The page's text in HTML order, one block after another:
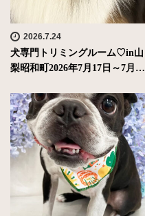
2026.7.24
犬専門トリミングルーム♡in山
梨昭和町2026年7月17日～7月…